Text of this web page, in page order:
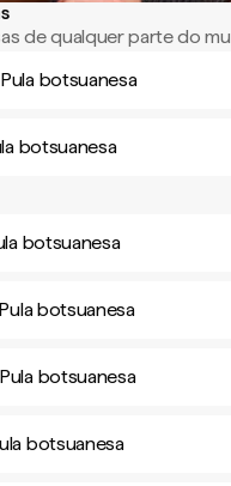
de qualquer parte do
botsuanesa
botsuanesa
botsuanesa
botsuanesa
botsuanesa
botsuanesa